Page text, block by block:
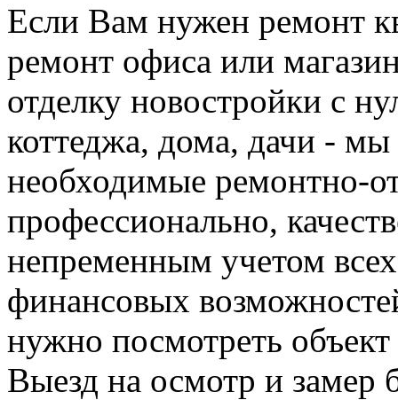
Если Вам нужен ремонт
ремонт офиса или
отделку новостройки с
коттеджа, дома, дачи -
необходимые ремонтно-
профессионально,
непременным учетом
финансовых
нужно посмотреть
Выезд на осмотр и